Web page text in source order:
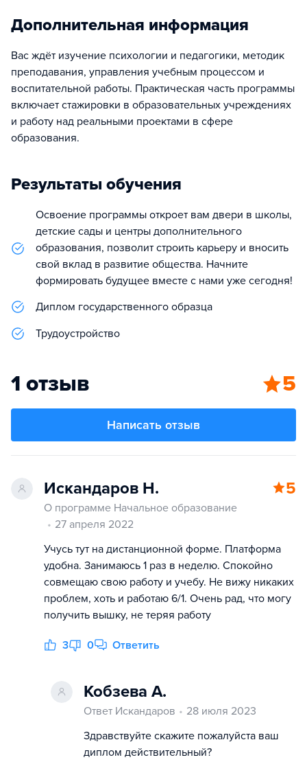
Дополнительная информация
Вас ждёт изучение психологии и педагогики, методик
преподавания, управления учебным процессом и
воспитательной работы. Практическая часть программы
включает стажировки в образовательных учреждениях
и работу над реальными проектами в сфере
образования.
Результаты обучения
Освоение программы откроет вам двери в школы,
детские сады и центры дополнительного
образования, позволит строить карьеру и вносить
свой вклад в развитие общества. Начните
формировать будущее вместе с нами уже сегодня!
Диплом государственного образца
Трудоустройство
1 отзыв 5
Написать отзыв
Искандаров Н. 5
О программе Начальное образование
27 апреля 2022
Учусь тут на дистанционной форме. Платформа
удобна. Занимаюсь 1 раз в неделю. Спокойно
совмещаю свою работу и учебу. Не вижу никаких
проблем, хоть и работаю 6/1. Очень рад, что могу
получить вышку, не теряя работу
3 0 Ответить
Кобзева А.
Ответ Искандаров
28 июля 2023
Здравствуйте скажите пожалуйста ваш
диплом действительный?